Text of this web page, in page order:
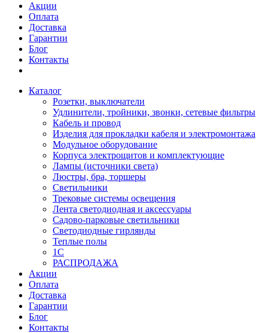
Акции
Оплата
Доставка
Гарантии
Блог
Контакты
Каталог
Розетки, выключатели
Удлинители, тройники, звонки, сетевые фильтры
Кабель и провод
Изделия для прокладки кабеля и электромонтажа
Модульное оборудование
Корпуса электрощитов и комплектующие
Лампы (источники света)
Люстры, бра, торшеры
Светильники
Трековые системы освещения
Лента светодиодная и аксессуары
Садово-парковые светильники
Светодиодные гирлянды
Теплые полы
1С
РАСПРОДАЖА
Акции
Оплата
Доставка
Гарантии
Блог
Контакты